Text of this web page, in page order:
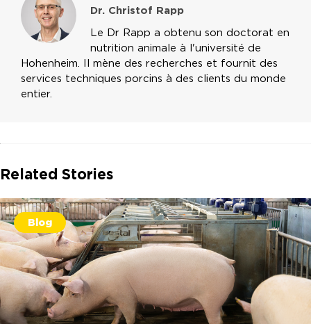
Dr. Christof Rapp
Le Dr Rapp a obtenu son doctorat en
nutrition animale à l'université de
Hohenheim. Il mène des recherches et fournit des
services techniques porcins à des clients du monde
entier.
Related Stories
Blog